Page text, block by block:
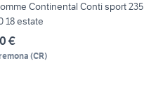
Continental Conti sport 235
18 estate
€
(CR)